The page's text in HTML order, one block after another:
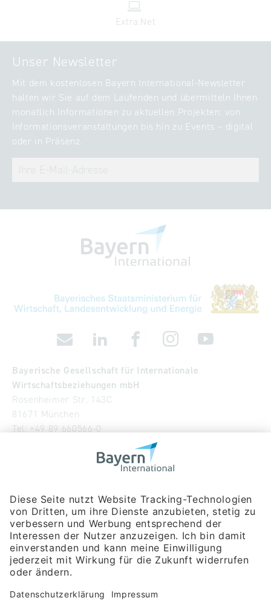
Extra.Net
Unser Newsletter
Mit dem kostenlosen Bayern International-Newsletter
halten wir Sie auf dem Laufenden und übermitteln Ihnen
monatlich Informationen zu aktuellen Projekten: von
Informationsveranstaltungen bis hin zu Events – digital
oder in Präsenz.
Bayerische Gesellschaft für Internationale
Wirtschaftsbeziehungen mbH
Rosenheimer Str. 143C
81671 München
Tel: +49 89 660566-0
Publikationen
Newsroom
Impressum
Datenschutzerklärung
Barrierefreiheitserklärung
Veranstaltungssuche